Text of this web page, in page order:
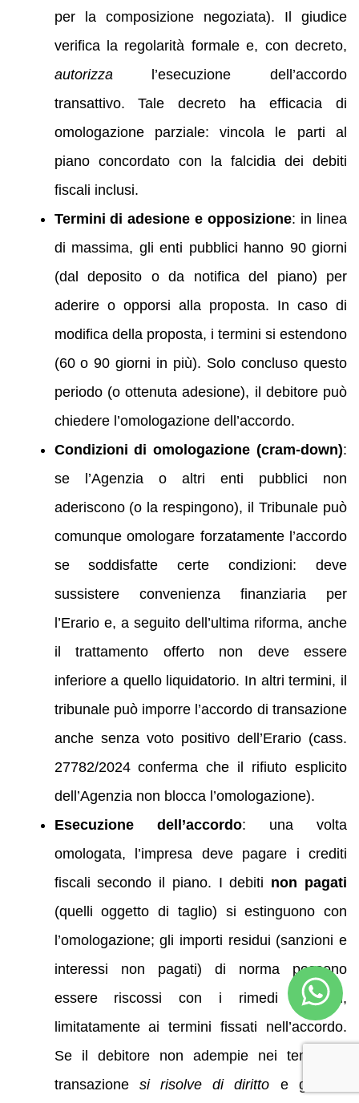
per la composizione negoziata). Il giudice
verifica la regolarità formale e, con decreto,
autorizzal’esecuzione dell’accordo
transattivo. Tale decreto ha efficacia di
omologazione parziale: vincola le parti al
piano concordato con la falcidia dei debiti
fiscali inclusi.
Termini di adesione e opposizione: in linea
di massima, gli enti pubblici hanno 90 giorni
(dal deposito o da notifica del piano) per
aderire o opporsi alla proposta. In caso di
modifica della proposta, i termini si estendono
(60 o 90 giorni in più). Solo concluso questo
periodo (o ottenuta adesione), il debitore può
chiedere l’omologazione dell’accordo.
Condizioni di omologazione (cram-down):
se l’Agenzia o altri enti pubblici non
aderiscono (o la respingono), il Tribunale può
comunque omologare forzatamente l’accordo
se soddisfatte certe condizioni: deve
sussistere convenienza finanziaria per
l’Erario e, a seguito dell’ultima riforma, anche
il trattamento offerto non deve essere
inferiore a quello liquidatorio. In altri termini, il
tribunale può imporre l’accordo di transazione
anche senza voto positivo dell’Erario (cass.
27782/2024 conferma che il rifiuto esplicito
dell’Agenzia non blocca l’omologazione).
Esecuzione dell’accordo: una volta
omologata, l’impresa deve pagare i crediti
fiscali secondo il piano. I debiti non pagati
(quelli oggetto di taglio) si estinguono con
l’omologazione; gli importi residui (sanzioni e
interessi non pagati) di norma possono
essere riscossi con i rimedi ordinari,
limitatamente ai termini fissati nell’accordo.
Se il debitore non adempie nei tempi, la
transazione si risolve di diritto e gli enti